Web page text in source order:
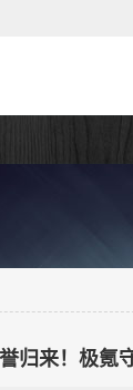
归来！极氪